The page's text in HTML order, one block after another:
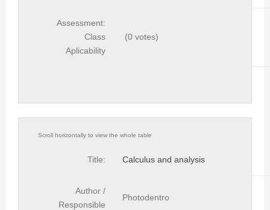
Assessment:
Class
Aplicability
(0 votes)
Title: Calculus and analysis
Author /
Responsible
Photodentro